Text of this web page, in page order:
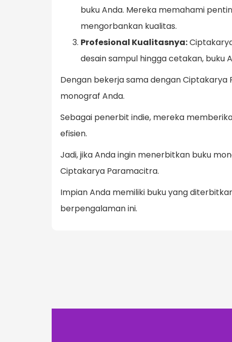
buku Anda. Mereka memahami
mengorbankan kualitas.
Profesional Kualitasnya:
desain sampul hingga cetakan,
Dengan bekerja sama dengan
monograf Anda.
Sebagai penerbit indie, mereka
efisien.
Jadi, jika Anda ingin menerbitkan buku
Ciptakarya Paramacitra.
Impian Anda memiliki buku yang
berpengalaman ini.